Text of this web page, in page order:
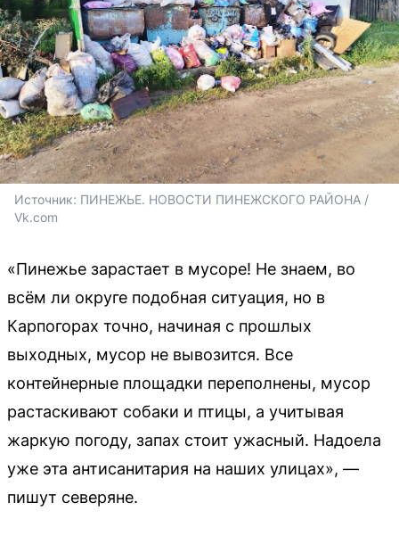
Источник: ПИНЕЖЬЕ. НОВОСТИ ПИНЕЖСКОГО РАЙОНА /
Vk.com
«Пинежье зарастает в мусоре! Не знаем, во
всём ли округе подобная ситуация, но в
Карпогорах точно, начиная с прошлых
выходных, мусор не вывозится. Все
контейнерные площадки переполнены, мусор
растаскивают собаки и птицы, а учитывая
жаркую погоду, запах стоит ужасный. Надоела
уже эта антисанитария на наших улицах», —
пишут северяне.